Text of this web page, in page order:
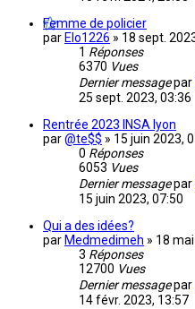
Femme de policier
par Elo1226 » 18 sept.
1 Réponses
6370 Vues
Dernier messagepar
25 sept. 2023, 03:36
Rentrée 2023 INSA lyon
par@te$$ » 15 juin 2023,
0 Réponses
6053 Vues
Dernier messagepar
15 juin 2023, 07:50
Qui a des idées?
par Medmedimeh » 18
3 Réponses
12700 Vues
Dernier messagepar
14 févr. 2023, 13:57